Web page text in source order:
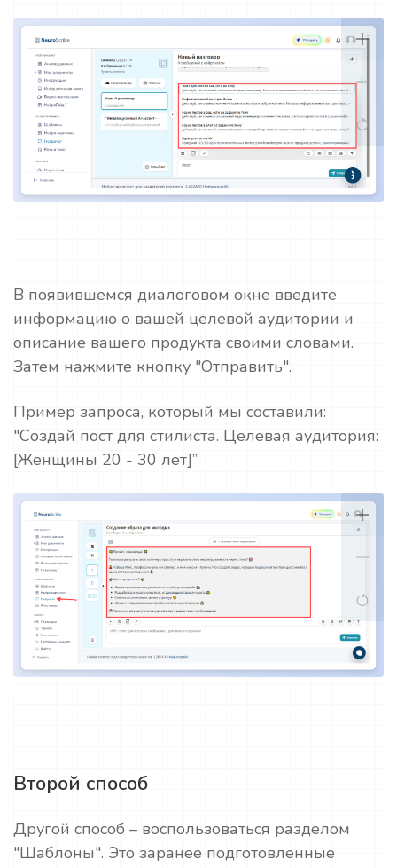
В появившемся диалоговом окне введите
информацию о вашей целевой аудитории и
описание вашего продукта своими словами.
Затем нажмите кнопку "Отправить".
Пример запроса, который мы составили:
"Создай пост для стилиста. Целевая аудитория:
[Женщины 20 - 30 лет]”
Второй способ
Другой способ – воспользоваться разделом
"Шаблоны". Это заранее подготовленные